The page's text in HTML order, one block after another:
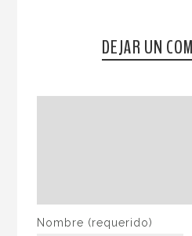
DEJAR UN
Nombre (requerido)